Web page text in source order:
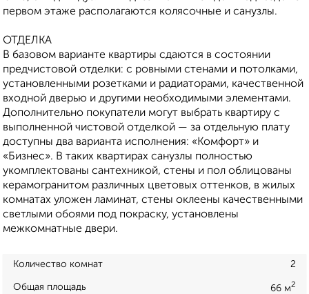
первом этаже располагаются колясочные и санузлы.
ОТДЕЛКА
В базовом варианте квартиры сдаются в состоянии
предчистовой отделки: с ровными стенами и потолками,
установленными розетками и радиаторами, качественной
входной дверью и другими необходимыми элементами.
Дополнительно покупатели могут выбрать квартиру с
выполненной чистовой отделкой — за отдельную плату
доступны два варианта исполнения: «Комфорт» и
«Бизнес». В таких квартирах санузлы полностью
укомплектованы сантехникой, стены и пол облицованы
керамогранитом различных цветовых оттенков, в жилых
комнатах уложен ламинат, стены оклеены качественными
светлыми обоями под покраску, установлены
межкомнатные двери.
Количество комнат 2
Общая площадь 66 м2